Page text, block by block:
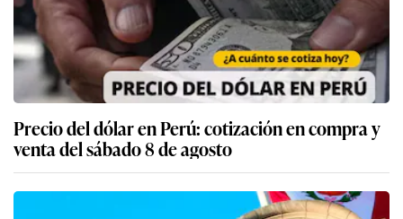
Precio del dólar en Perú: cotización en compra y
venta del sábado 8 de agosto